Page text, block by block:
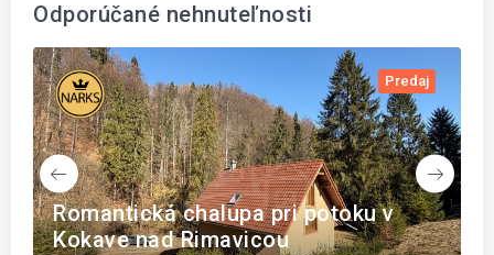
Odporúčané nehnuteľnosti
Predaj
Rodinný dom 4 izbový moderná
novostavba Trenčín Dubodiel